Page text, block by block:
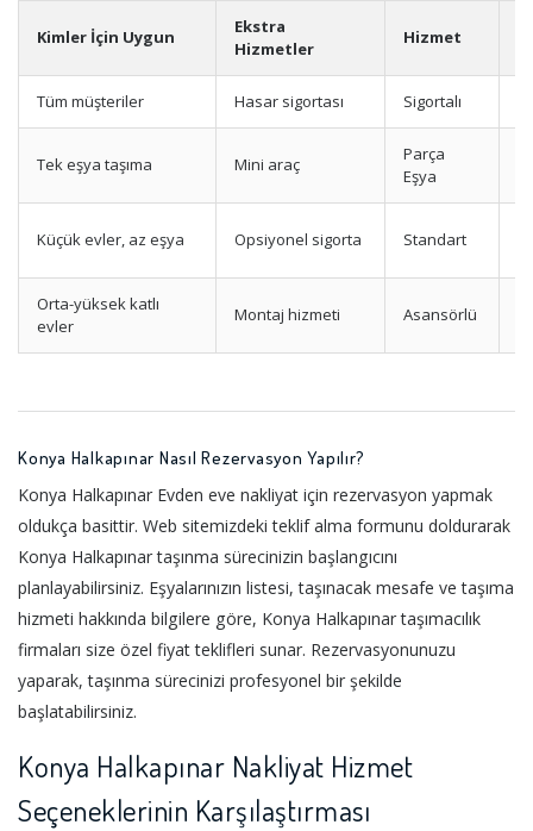
Kimler İçin Uygun
Ekstra
Hizmetler
Hizmet
Tüm müşteriler Hasar sigortası Sigortalı
Tek eşya taşıma Mini araç
Parça
Eşya
Küçük evler, az eşya Opsiyonel sigorta Standart
Orta-yüksek katlı
evler
Montaj hizmeti Asansörlü
Konya Halkapınar Nasıl Rezervasyon Yapılır?
Konya Halkapınar Evden eve nakliyat için rezervasyon yapmak
oldukça basittir. Web sitemizdeki teklif alma formunu doldurarak
Konya Halkapınar taşınma sürecinizin başlangıcını
planlayabilirsiniz. Eşyalarınızın listesi, taşınacak mesafe ve taşıma
hizmeti hakkında bilgilere göre, Konya Halkapınar taşımacılık
firmaları size özel fiyat teklifleri sunar. Rezervasyonunuzu
yaparak, taşınma sürecinizi profesyonel bir şekilde
başlatabilirsiniz.
Konya Halkapınar Nakliyat Hizmet
Seçeneklerinin Karşılaştırması